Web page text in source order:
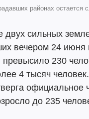
районах остается
двух сильных
вечером 24 июня
превысило 230
4 тысяч
официальное
до 235